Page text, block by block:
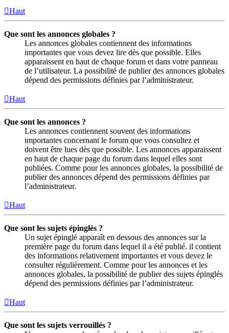
Haut
Que sont les annonces globales ?
Les annonces globales contiennent des informations
importantes que vous devez lire dès que possible. Elles
apparaissent en haut de chaque forum et dans votre panneau
de l’utilisateur. La possibilité de publier des annonces globales
dépend des permissions définies par l’administrateur.
Haut
Que sont les annonces ?
Les annonces contiennent souvent des informations
importantes concernant le forum que vous consultez et
doivent être lues dès que possible. Les annonces apparaissent
en haut de chaque page du forum dans lequel elles sont
publiées. Comme pour les annonces globales, la possibilité de
publier des annonces dépend des permissions définies par
l’administrateur.
Haut
Que sont les sujets épinglés ?
Un sujet épinglé apparaît en dessous des annonces sur la
première page du forum dans lequel il a été publié. il contient
des informations relativement importantes et vous devez le
consulter régulièrement. Comme pour les annonces et les
annonces globales, la possibilité de publier des sujets épinglés
dépend des permissions définies par l’administrateur.
Haut
Que sont les sujets verrouillés ?